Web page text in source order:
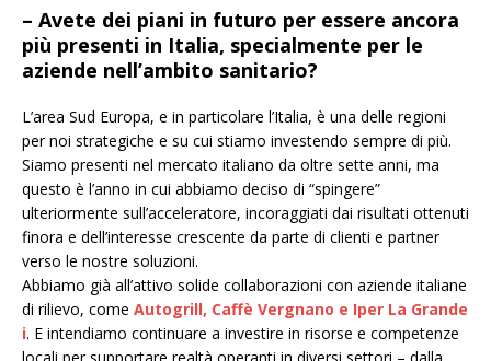
– Avete dei piani in futuro per essere ancora
più presenti in Italia, specialmente per le
aziende nell’ambito sanitario?
L’area Sud Europa, e in particolare l’Italia, è una delle regioni
per noi strategiche e su cui stiamo investendo sempre di più.
Siamo presenti nel mercato italiano da oltre sette anni, ma
questo è l’anno in cui abbiamo deciso di “spingere”
ulteriormente sull’acceleratore, incoraggiati dai risultati ottenuti
finora e dell’interesse crescente da parte di clienti e partner
verso le nostre soluzioni.
Abbiamo già all’attivo solide collaborazioni con aziende italiane
di rilievo, come Autogrill, Caffè Vergnano e Iper La Grande
i. E intendiamo continuare a investire in risorse e competenze
locali per supportare realtà operanti in diversi settori – dalla